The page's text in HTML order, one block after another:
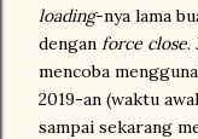
loading-nya lama
dengan force close.
mencoba
2019-an (waktu
sampai sekarang